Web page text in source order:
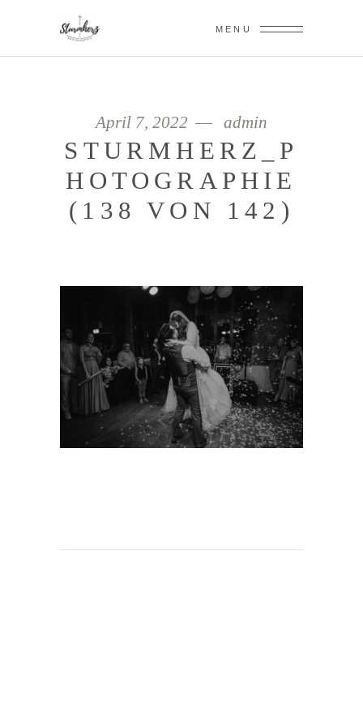
MENU
April 7, 2022 admin
STURMHERZ_P
HOTOGRAPHIE
(138 VON 142)